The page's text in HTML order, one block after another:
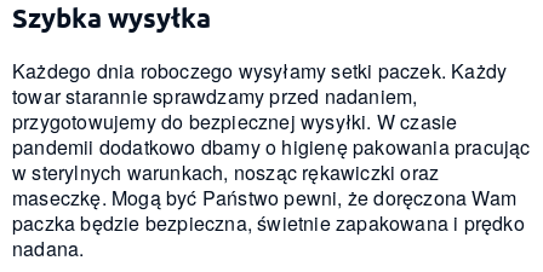
Szybka wysyłka
Każdego dnia roboczego wysyłamy setki paczek. Każdy
towar starannie sprawdzamy przed nadaniem,
przygotowujemy do bezpiecznej wysyłki. W czasie
pandemii dodatkowo dbamy o higienę pakowania pracując
w sterylnych warunkach, nosząc rękawiczki oraz
maseczkę. Mogą być Państwo pewni, że doręczona Wam
paczka będzie bezpieczna, świetnie zapakowana i prędko
nadana.